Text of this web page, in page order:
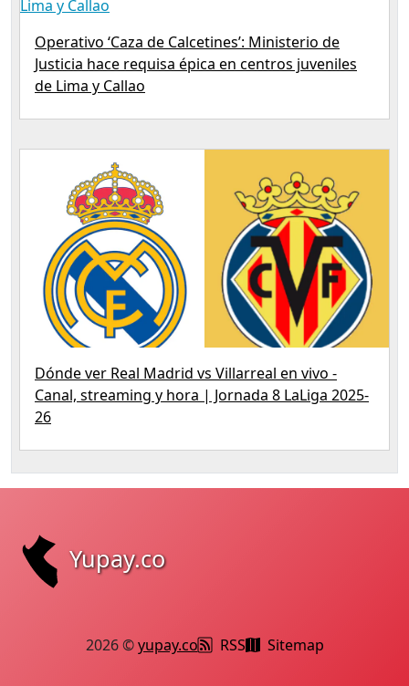
Operativo ‘Caza de Calcetines’: Ministerio de
Justicia hace requisa épica en centros juveniles
de Lima y Callao
Dónde ver Real Madrid vs Villarreal en vivo -
Canal, streaming y hora | Jornada 8 LaLiga 2025-
26
Yupay.co
2026 ©yupay.co RSS Sitemap